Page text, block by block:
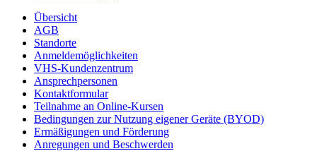
Übersicht
AGB
Standorte
Anmeldemöglichkeiten
VHS-Kundenzentrum
Ansprechpersonen
Kontaktformular
Teilnahme an Online-Kursen
Bedingungen zur Nutzung eigener Geräte (BYOD)
Ermäßigungen und Förderung
Anregungen und Beschwerden